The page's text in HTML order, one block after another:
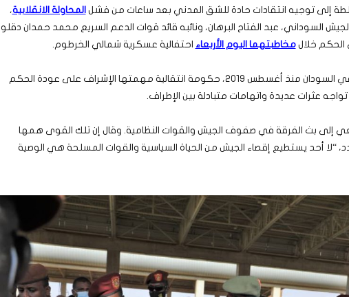
إلى توجيه انتقادات حادة للشق المدني بعد ساعات من فشل المحاولة الانقلابية،
السوداني، عبد الفتاح البرهان، ونائبه قائد قوات الدعم السريع محمد حمدان دقلو
الحكم خلالمخاطبتهما اليوم الأربعاء احتفالية عسكرية شمالي الخرطوم.
ويتقاسم المدنيون والعسكريون في السودان منذ أغسطس 2019، حكومة انتقالية مهمتها الإشراف على عودة الحكم
عثرات عديدة واتهامات متبادلة بين الإطراف.
إلى بث الفرقة في صفوف الجيش والقوات النظامية. وقال إن تلك القوى همها
“لا أحد يستطيع إقصاء الجيش من الحياة السياسية والقوات المسلحة هي الوصية